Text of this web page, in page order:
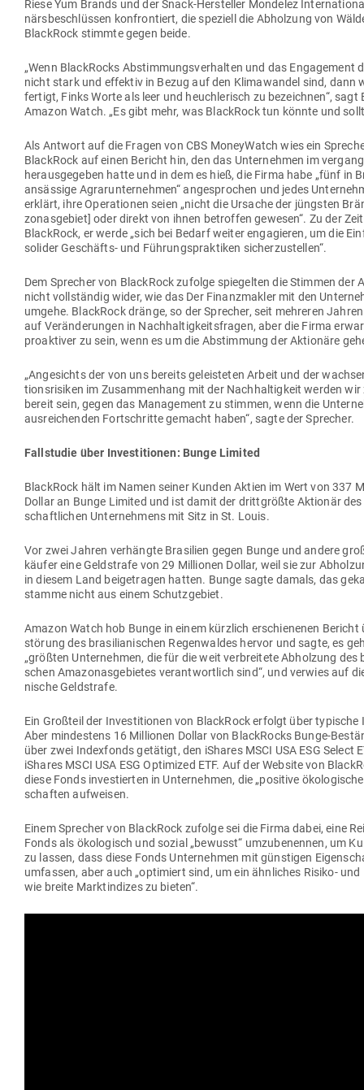
Riese Yum Brands und der Snack-Her­steller Mondelez
närs­be­schlüssen kon­fron­tiert, die spe­ziell die Abholzung von
BlackRock stimmte gegen beide.
„Wenn Black­Rocks Abstim­mungs­ver­halten und das Enga­gement
nicht stark und effektiv in Bezug auf den Kli­ma­wandel sind, dann
fertigt, Finks Worte als leer und heuch­le­risch zu bezeichnen“, sagt
Amazon Watch. „Es gibt mehr, was BlackRock tun könnte und
Als Antwort auf die Fragen von CBS Money­Watch wies ein
BlackRock auf einen Bericht hin, den das Unter­nehmen im
her­aus­ge­geben hatte und in dem es hieß, die Firma habe „fünf in
ansässige Agrar­un­ter­nehmen“ ange­sprochen und jedes
erklärt, ihre Ope­ra­tionen seien „nicht die Ursache der jüngsten
zo­nas­gebiet] oder direkt von ihnen betroffen gewesen“. Zu der
BlackRock, er werde „sich bei Bedarf weiter enga­gieren, um die
solider Geschäfts- und Füh­rungs­prak­tiken sicherzustellen“.
Dem Sprecher von BlackRock zufolge spie­gelten die Stimmen der
nicht voll­ständig wider, wie das Der Finanz­makler mit den
umgehe. BlackRock dränge, so der Sprecher, seit meh­reren
auf Ver­än­de­rungen in Nach­hal­tig­keits­fragen, aber die Firma
pro­ak­tiver zu sein, wenn es um die Abstimmung der Aktionäre
„Ange­sichts der von uns bereits geleis­teten Arbeit und der
ti­ons­ri­siken im Zusam­menhang mit der Nach­hal­tigkeit werden wir
bereit sein, gegen das Management zu stimmen, wenn die
aus­rei­chenden Fort­schritte gemacht haben“, sagte der Sprecher.
Fall­studie über Inves­ti­tionen: Bunge Limited
BlackRock hält im Namen seiner Kunden Aktien im Wert von 337
Dollar an Bunge Limited und ist damit der dritt­größte Aktionär
schaft­lichen Unter­nehmens mit Sitz in St. Louis.
Vor zwei Jahren ver­hängte Bra­silien gegen Bunge und andere
käufer eine Geld­strafe von 29 Mil­lionen Dollar, weil sie zur
in diesem Land bei­getragen hatten. Bunge sagte damals, das
stamme nicht aus einem Schutzgebiet.
Amazon Watch hob Bunge in einem kürzlich erschie­nenen Bericht
störung des bra­si­lia­ni­schen Regen­waldes hervor und sagte, es
„größten Unter­nehmen, die für die weit ver­breitete Abholzung
schen Ama­zo­nas­ge­bietes ver­ant­wortlich sind“, und verwies auf
nische Geldstrafe.
Ein Großteil der Inves­ti­tionen von BlackRock erfolgt über typische
Aber min­destens 16 Mil­lionen Dollar von Black­Rocks Bunge-
über zwei Index­fonds getätigt, den iShares MSCI USA ESG Select
iShares MSCI USA ESG Opti­mized ETF. Auf der Website von
diese Fonds inves­tierten in Unter­nehmen, die „positive
schaften aufweisen.
Einem Sprecher von BlackRock zufolge sei die Firma dabei, eine
Fonds als öko­lo­gisch und sozial „bewusst“ umzu­be­nennen, um
zu lassen, dass diese Fonds Unter­nehmen mit güns­tigen
umfassen, aber auch „opti­miert sind, um ein ähn­liches Risiko-
wie breite Markt­in­dizes zu bieten“.